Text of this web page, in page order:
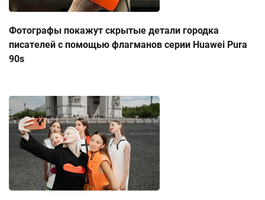
Фотографы покажут скрытые детали городка
писателей с помощью флагманов серии Huawei Pura
90s